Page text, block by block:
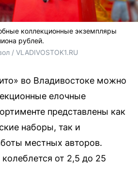
коллекционные экземпляры
рублей.
/ VLADIVOSTOK1.RU
во Владивостоке можно
елочные
представлены как
наборы, так и
местных авторов.
от 2,5 до 25